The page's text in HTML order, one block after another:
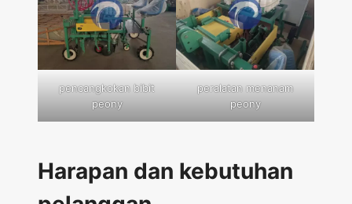
pencangkokan bibit
peony
peralatan menanam
peony
Harapan dan kebutuhan